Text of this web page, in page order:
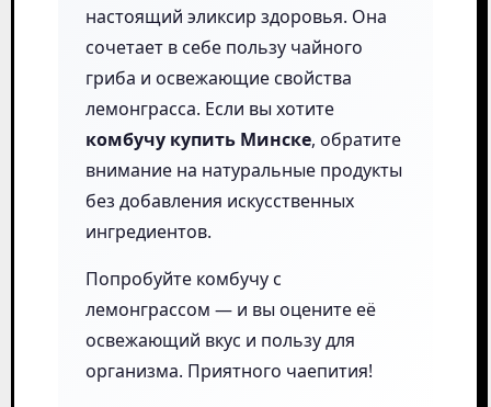
настоящий эликсир здоровья. Она
сочетает в себе пользу чайного
гриба и освежающие свойства
лемонграсса. Если вы хотите
комбучу купить Минске, обратите
внимание на натуральные продукты
без добавления искусственных
ингредиентов.
Попробуйте комбучу с
лемонграссом — и вы оцените её
освежающий вкус и пользу для
организма. Приятного чаепития!